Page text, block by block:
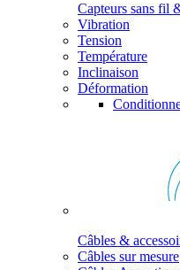
Capteurs sans fil
Vibration
Tension
Température
Inclinaison
Déformation
Câbles &
Câbles sur mesure